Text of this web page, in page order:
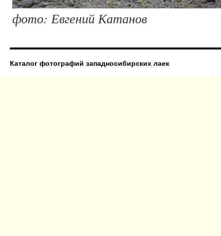
фото: Евгений Катанов
Каталог фотографий западносибирских лаек